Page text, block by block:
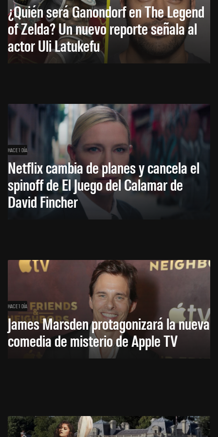
¿Quién será Ganondorf en The Legend
of Zelda? Un nuevo reporte señala al
actor Uli Latukefu
HACE 1 DÍA
Netflix cambia de planes y cancela el
spinoff de El Juego del Calamar de
David Fincher
HACE 1 DÍA
James Marsden protagonizará la nueva
comedia de misterio de Apple TV